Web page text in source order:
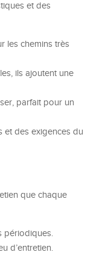
et des
les chemins très
ils ajoutent une
parfait pour un
et des exigences du
que chaque
périodiques.
d’entretien.